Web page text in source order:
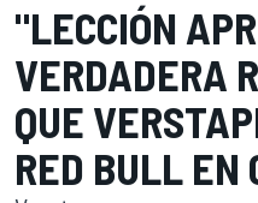
"LECCIÓN
VERDADERA
QUE
RED BULL EN